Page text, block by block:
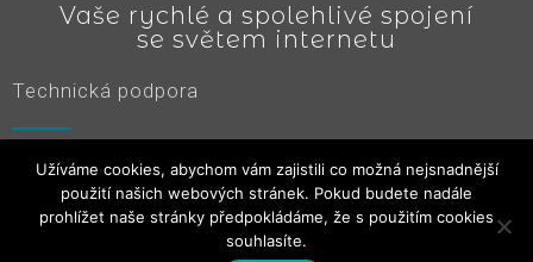
Vaše rychlé a spolehlivé spojení
se světem internetu
Technická podpora
Sms: 777 713 229(nonstop)
Email:podpora@drastich.net
Tel: 595 534 144
Užíváme cookies, abychom vám zajistili co možná nejsnadnější
použití našich webových stránek. Pokud budete nadále
prohlížet naše stránky předpokládáme, že s použitím cookies
souhlasíte.